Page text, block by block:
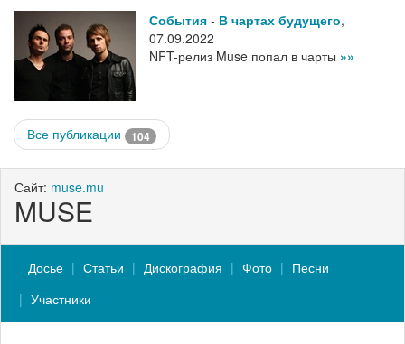
События - В чартах будущего,
07.09.2022
NFT-релиз Muse попал в чарты »»
Все публикации 104
Сайт: muse.mu
MUSE
Досье Статьи Дискография Фото
Песни
Участники